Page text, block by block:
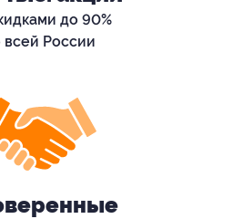
до 90%
всей России